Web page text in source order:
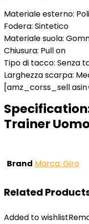
Materiale esterno:
Fodera: Sintetico
Materiale suola:
Chiusura: Pull on
Tipo di tacco: Senza
Larghezza scarpa:
[amz_corss_sell
Trainer
Brand Marca: Giro
Related
Added to wishlist